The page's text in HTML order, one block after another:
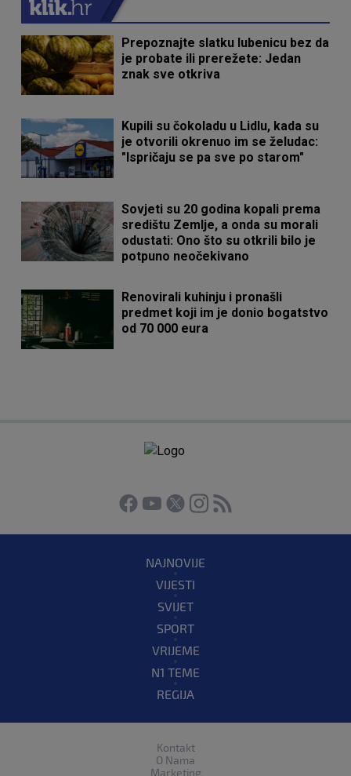
Prepoznajte slatku lubenicu bez da
je probate ili prerežete: Jedan
znak sve otkriva
Kupili su čokoladu u Lidlu, kada su
je otvorili okrenuo im se želudac:
"Ispričaju se pa sve po starom"
Sovjeti su 20 godina kopali prema
središtu Zemlje, a onda su morali
odustati: Ono što su otkrili bilo je
potpuno neočekivano
Renovirali kuhinju i pronašli
predmet koji im je donio bogatstvo
od 70 000 eura
NAJNOVIJE
VIJESTI
SVIJET
SPORT
VRIJEME
N1 TEME
REGIJA
Kontakt
O Nama
Marketing